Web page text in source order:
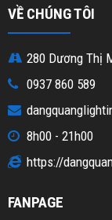
VỀ CHÚNG TÔI
280 Dương Thị
0937 860 589
8h00 - 21h00
https://
FANPAGE